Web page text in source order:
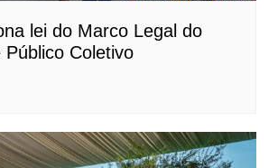
lei do Marco Legal do
Público Coletivo